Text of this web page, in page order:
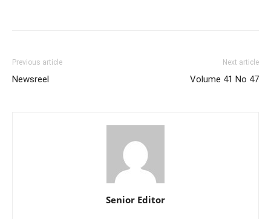
Previous article
Newsreel
Next article
Volume 41 No 47
Senior Editor